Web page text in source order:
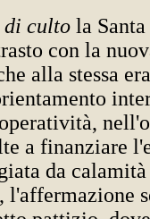
culto la Santa
con la
alla stessa
a finanziare
da